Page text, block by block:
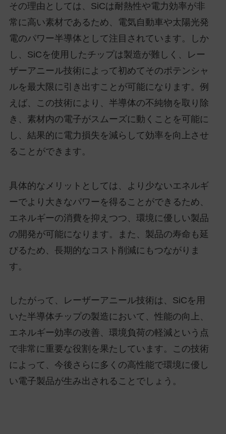
その理由としては、SiCは耐熱性や電力効率が非
常に高い素材であるため、電気自動車や太陽光発
電のパワー半導体として注目されています。しか
し、SiCを使用したチップは製造が難しく、レー
ザーアニール技術によって初めてそのポテンシャ
ルを最大限に引き出すことが可能になります。例
えば、この技術により、半導体の不純物を取り除
き、素材内の電子がスムーズに動くことを可能に
し、結果的に電力損失を減らして効率を向上させ
ることができます。
具体的なメリットとしては、より少ないエネルギ
ーでより大きなパワーを得ることができるため、
エネルギーの消費を抑えつつ、環境に優しい製品
の開発が可能になります。また、製品の寿命も延
びるため、長期的なコスト削減にもつながりま
す。
したがって、レーザーアニール技術は、SiCを用
いた半導体チップの製造において、性能の向上、
エネルギー効率の改善、環境負荷の軽減という点
で非常に重要な役割を果たしています。この技術
によって、今後さらに多くの高性能で環境に優し
い電子製品が生み出されることでしょう。